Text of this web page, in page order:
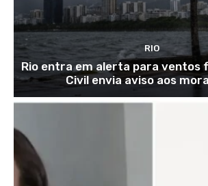
RIO
Rio entra em alerta para ventos
Civil envia aviso aos